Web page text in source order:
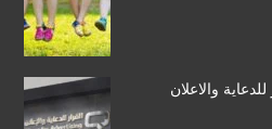
والاعلان